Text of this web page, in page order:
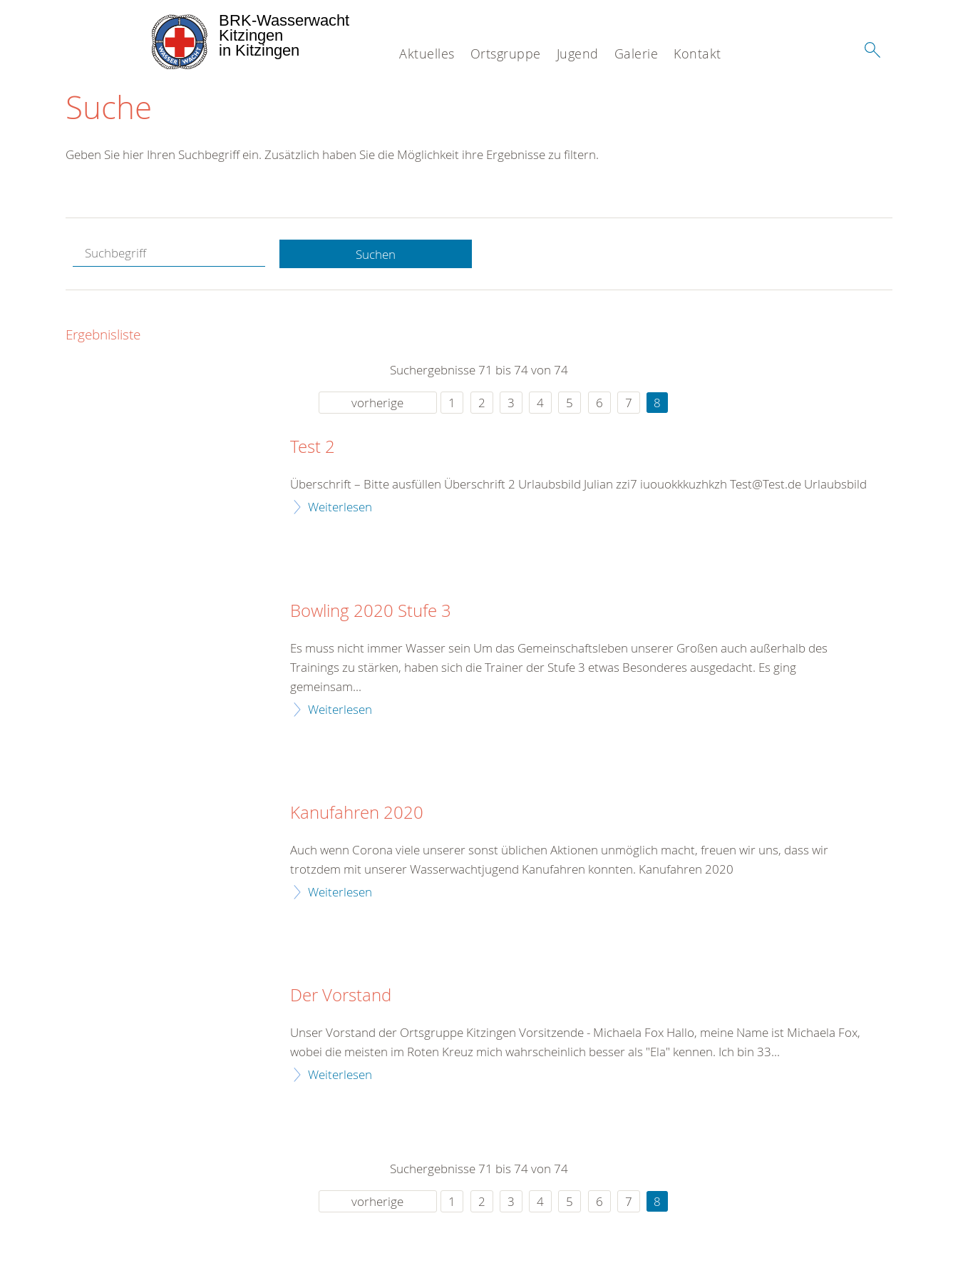
Aktuelles Ortsgruppe Jugend Galerie Kontakt
BRK-Wasserwacht
Kitzingen
in Kitzingen
Suche
Hotline.
gerne.
rund um die Uhr
Geben Sie hier Ihren Suchbegriff ein. Zusätzlich haben Sie die Möglichkeit ihre Ergebnisse zu filtern.
Suchen
Ergebnisliste
Suchergebnisse 71 bis 74 von 74
vorherige
1 2 3 4 5 6 7 8
Test 2
Überschrift – Bitte ausfüllen Überschrift 2 Urlaubsbild Julian zzi7 iuouokkkuzhkzh Test@Test.de Urlaubsbild
Weiterlesen
Bowling 2020 Stufe 3
Es muss nicht immer Wasser sein Um das Gemeinschaftsleben unserer Großen auch außerhalb des
Trainings zu stärken, haben sich die Trainer der Stufe 3 etwas Besonderes ausgedacht. Es ging
gemeinsam...
Weiterlesen
Kanufahren 2020
Auch wenn Corona viele unserer sonst üblichen Aktionen unmöglich macht, freuen wir uns, dass wir
trotzdem mit unserer Wasserwachtjugend Kanufahren konnten. Kanufahren 2020
Weiterlesen
Der Vorstand
Unser Vorstand der Ortsgruppe Kitzingen Vorsitzende - Michaela Fox Hallo, meine Name ist Michaela Fox,
wobei die meisten im Roten Kreuz mich wahrscheinlich besser als "Ela" kennen. Ich bin 33...
Weiterlesen
Suchergebnisse 71 bis 74 von 74
vorherige
1 2 3 4 5 6 7 8